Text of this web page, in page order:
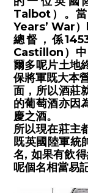
Talbot）。
Years’ War
總督，係
Castillon）中
爾多呢片土地
保將軍既大本
面，所以酒莊
的葡萄酒亦因
慶之酒。
所以現在莊
既英國陸軍統
名, 如果有飲
呢個名相當易